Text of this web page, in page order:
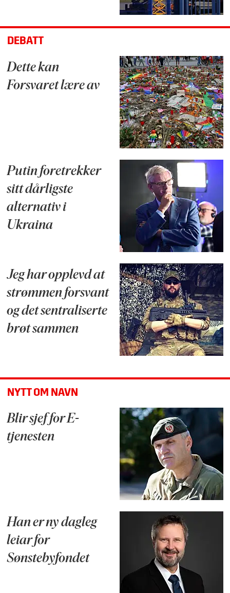
DEBATT
Dette kan
Forsvaret lære av
Putin foretrekker
sitt dårligste
alternativ i
Ukraina
Jeg har opplevd at
strømmen forsvant
og det sentraliserte
brøt sammen
NYTT OM NAVN
Blir sjef for E-
tjenesten
Han er ny dagleg
leiar for
Sønstebyfondet